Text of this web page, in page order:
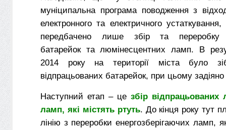
муніципальна програма поводження з
електронного та електричного
передбачено лише збір та переробку
батарейок та люмінесцентних ламп. В
2014 року на території міста було
відпрацьованих батарейок, при цьому задіяно
Наступний етап – це збір відпрацьованих
ламп, які містять ртуть. До кінця року тут
лінію з переробки енергозберігаючих ламп,